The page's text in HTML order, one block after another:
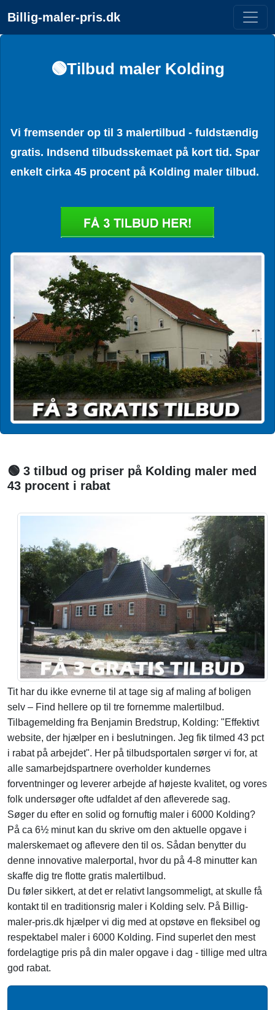
Billig-maler-pris.dk
🟢Tilbud maler Kolding
Vi fremsender op til 3 malertilbud - fuldstændig
gratis. Indsend tilbudsskemaet på kort tid. Spar
enkelt cirka 45 procent på Kolding maler tilbud.
🟢 3 tilbud og priser på Kolding maler med
43 procent i rabat
Tit har du ikke evnerne til at tage sig af maling af boligen
selv – Find hellere op til tre fornemme malertilbud.
Tilbagemelding fra Benjamin Bredstrup, Kolding: "Effektivt
website, der hjælper en i beslutningen. Jeg fik tilmed 43 pct
i rabat på arbejdet". Her på tilbudsportalen sørger vi for, at
alle samarbejdspartnere overholder kundernes
forventninger og leverer arbejde af højeste kvalitet, og vores
folk undersøger ofte udfaldet af den afleverede sag.
Søger du efter en solid og fornuftig maler i 6000 Kolding?
På ca 6½ minut kan du skrive om den aktuelle opgave i
malerskemaet og aflevere den til os. Sådan benytter du
denne innovative malerportal, hvor du på 4-8 minutter kan
skaffe dig tre flotte gratis malertilbud.
Du føler sikkert, at det er relativt langsommeligt, at skulle få
kontakt til en traditionsrig maler i Kolding selv. På Billig-
maler-pris.dk hjælper vi dig med at opstøve en fleksibel og
respektabel maler i 6000 Kolding. Find superlet den mest
fordelagtige pris på din maler opgave i dag - tillige med ultra
god rabat.